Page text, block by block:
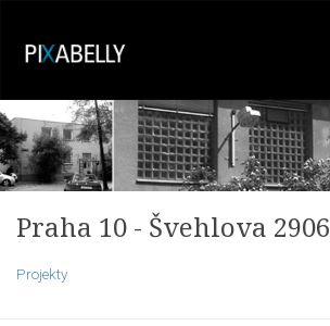
Praha 10 - Švehlova 2906
Projekty